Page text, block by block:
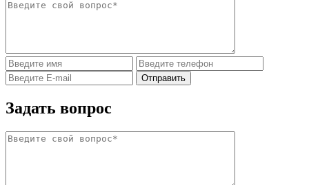
Задать вопрос